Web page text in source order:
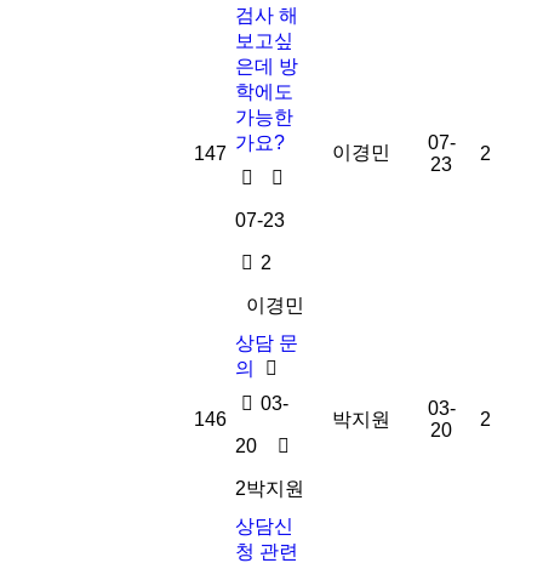
147
검사 해
보고싶
은데 방
학에도
가능한
가요?
07-23
2
이경민
이경민
07-
23
2
146
상담 문
의
03-
20
2박지원
박지원
03-
20
2
상담신
청 관련